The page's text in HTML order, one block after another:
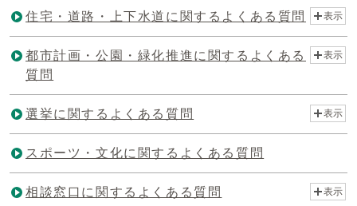
住宅・道路・上下水道に関するよくある質問 表示
都市計画・公園・緑化推進に関するよくある
質問
表示
選挙に関するよくある質問 表示
スポーツ・文化に関するよくある質問
相談窓口に関するよくある質問 表示